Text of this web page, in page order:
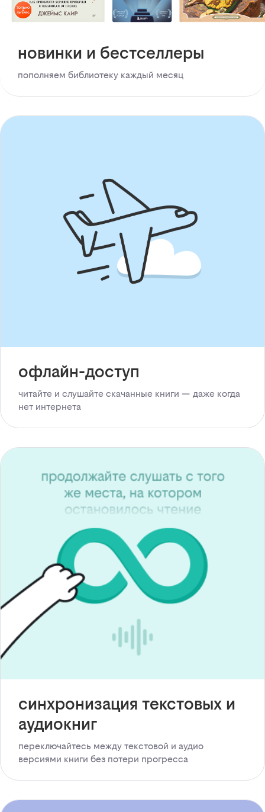
новинки и бестселлеры
пополняем библиотеку каждый месяц
офлайн-доступ
читайте и слушайте скачанные книги — даже когда
нет интернета
синхронизация текстовых и
аудиокниг
переключайтесь между текстовой и аудио
версиями книги без потери прогресса